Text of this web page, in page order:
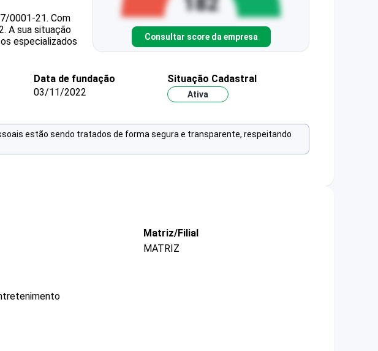
0001-21. Com
A sua situação
especializados
Consultar score da empresa
Data de fundação
03/11/2022
Situação Cadastral
Ativa
estão sendo tratados de forma segura e transparente, respeitando
Matriz/Filial
MATRIZ